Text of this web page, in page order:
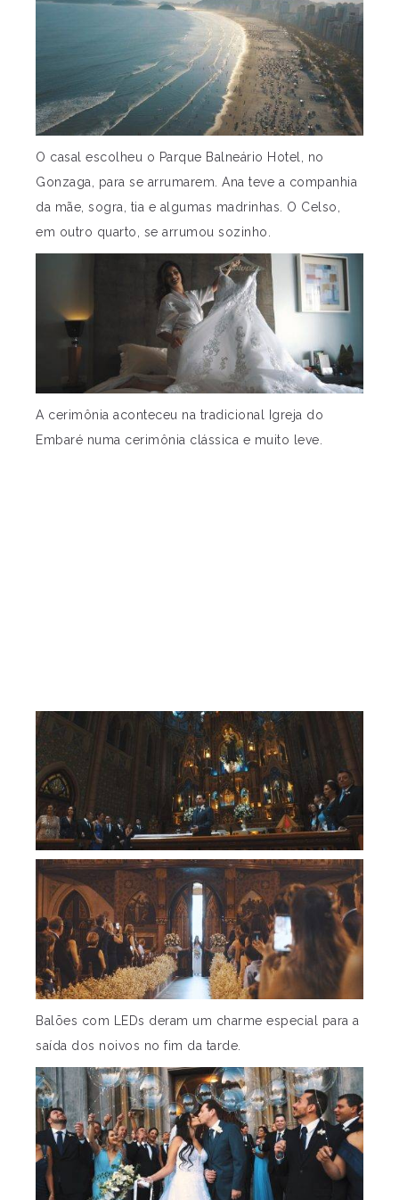
O casal escolheu o Parque Balneário Hotel, no
Gonzaga, para se arrumarem. Ana teve a companhia
da mãe, sogra, tia e algumas madrinhas. O Celso,
em outro quarto, se arrumou sozinho.
A cerimônia aconteceu na tradicional Igreja do
Embaré numa cerimônia clássica e muito leve.
Balões com LEDs deram um charme especial para a
saída dos noivos no fim da tarde.